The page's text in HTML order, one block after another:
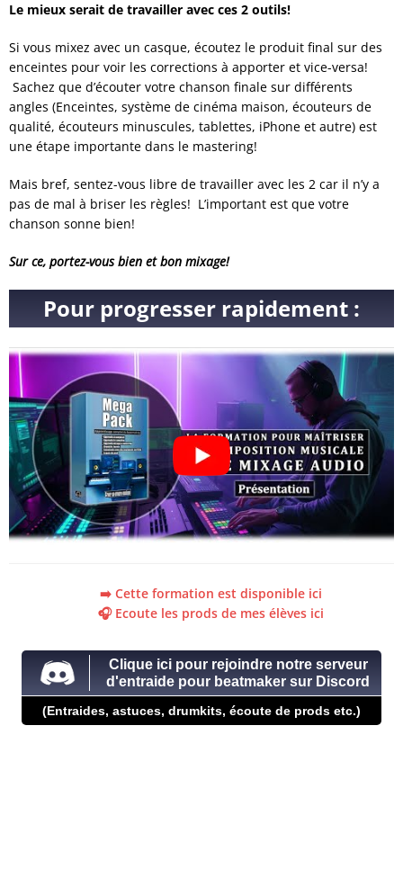
Le mieux serait de travailler avec ces 2 outils!
Si vous mixez avec un casque, écoutez le produit final sur des
enceintes pour voir les corrections à apporter et vice-versa!
Sachez que d’écouter votre chanson finale sur différents
angles (Enceintes, système de cinéma maison, écouteurs de
qualité, écouteurs minuscules, tablettes, iPhone et autre) est
une étape importante dans le mastering!
Mais bref, sentez-vous libre de travailler avec les 2 car il n’y a
pas de mal à briser les règles! L’important est que votre
chanson sonne bien!
Sur ce, portez-vous bien et bon mixage!
Pour progresser rapidement :
➡️ Cette formation est disponible ici
🎧 Ecoute les prods de mes élèves ici
Clique ici pour rejoindre notre serveur
d'entraide pour beatmaker sur Discord
(Entraides, astuces, drumkits, écoute de prods etc.)